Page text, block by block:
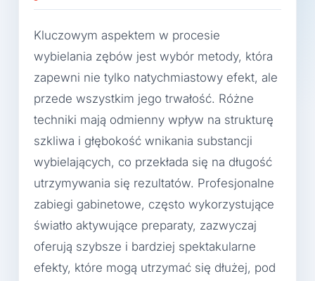
Kluczowym aspektem w procesie
wybielania zębów jest wybór metody, która
zapewni nie tylko natychmiastowy efekt, ale
przede wszystkim jego trwałość. Różne
techniki mają odmienny wpływ na strukturę
szkliwa i głębokość wnikania substancji
wybielających, co przekłada się na długość
utrzymywania się rezultatów. Profesjonalne
zabiegi gabinetowe, często wykorzystujące
światło aktywujące preparaty, zazwyczaj
oferują szybsze i bardziej spektakularne
efekty, które mogą utrzymać się dłużej, pod